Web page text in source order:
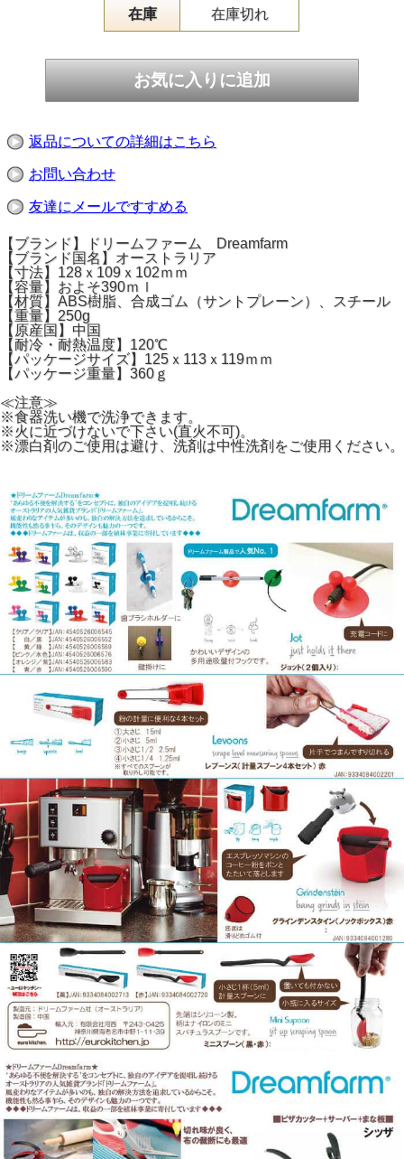
在庫 在庫切れ
返品についての詳細はこちら
お問い合わせ
友達にメールですすめる
【ブランド】ドリームファーム Dreamfarm
【ブランド国名】オーストラリア
【寸法】128ｘ109ｘ102ｍｍ
【容量】およそ390ｍｌ
【材質】ABS樹脂、合成ゴム（サントプレーン）、スチール
【重量】250g
【原産国】中国
【耐冷・耐熱温度】120℃
【パッケージサイズ】125ｘ113ｘ119ｍｍ
【パッケージ重量】360ｇ
≪注意≫
※食器洗い機で洗浄できます。
※火に近づけないで下さい(直火不可)。
※漂白剤のご使用は避け、洗剤は中性洗剤をご使用ください。